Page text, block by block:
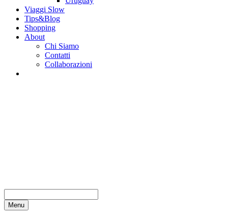
Viaggi Slow
Tips&Blog
Shopping
About
Chi Siamo
Contatti
Collaborazioni
Menu